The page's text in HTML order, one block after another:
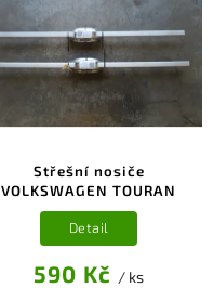
Střešní nosiče
VOLKSWAGEN TOURAN
590 Kč / ks
Detail